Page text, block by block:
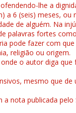
lhe a
a 6 (seis) meses, ou
de alguém. Na
palavras fortes
pode fazer com
religião ou origem.
o autor diga
mesmo que
nota publicada pelo